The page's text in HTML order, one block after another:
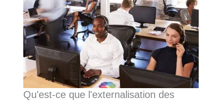
Qu'est-ce que l'externalisation des